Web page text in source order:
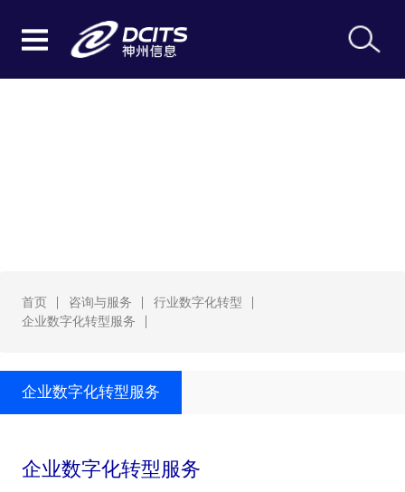
首页 咨询与服务
行业数字化转型
企业数字化转型服务
企业数字化转型服务
企业数字化转型服务